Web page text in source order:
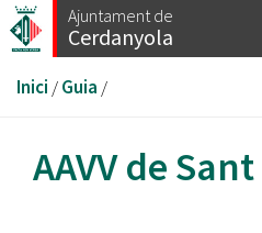
Vés
al
Ajuntament de
Cerdanyola
Esteu
aquí
Inici /Guia /
AAVV de